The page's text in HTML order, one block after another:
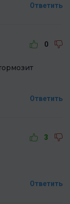
Ответить
0
Ответить
3
Ответить